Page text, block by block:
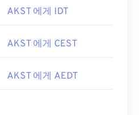
AKST 에게 IDT
AKST 에게 CEST
AKST 에게 AEDT